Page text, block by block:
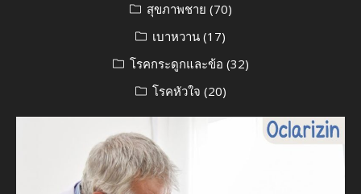
สุขภาพชาย (70)
เบาหวาน (17)
โรคกระดูกและข้อ (32)
โรคหัวใจ (20)